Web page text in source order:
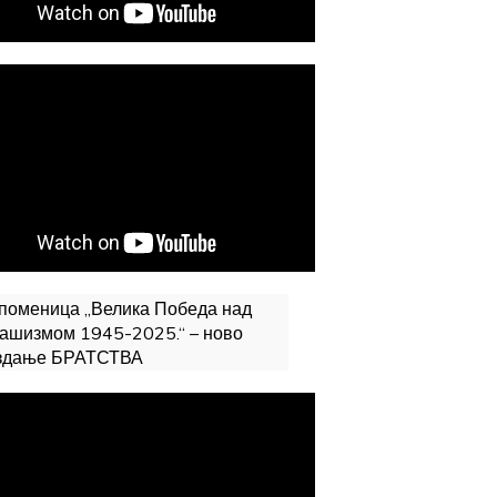
„Велика Победа над
1945-2025.“ – ново
БРАТСТВА